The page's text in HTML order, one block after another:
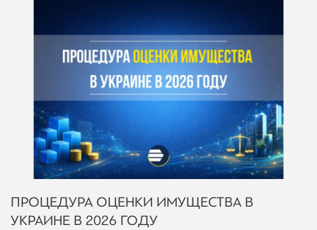
ПРОЦЕДУРА ОЦЕНКИ ИМУЩЕСТВА В
УКРАИНЕ В 2026 ГОДУ